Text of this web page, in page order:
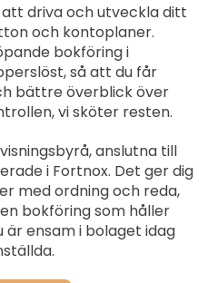
att driva och utveckla ditt
och kontoplaner.
bokföring i
så att du får
bättre överblick över
vi sköter resten.
anslutna till
i Fortnox. Det ger dig
med ordning och reda,
bokföring som håller
är ensam i bolaget idag